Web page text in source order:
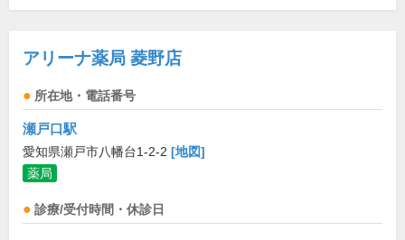
アリーナ薬局 菱野店
所在地・電話番号
瀬戸口駅
愛知県瀬戸市八幡台1-2-2 [地図]
薬局
診療/受付時間・休診日